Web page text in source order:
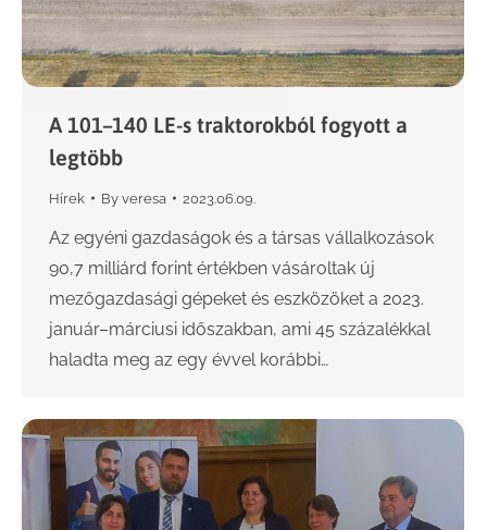
A 101–140 LE-s traktorokból fogyott a
legtöbb
Hírek By veresa 2023.06.09.
Az egyéni gazdaságok és a társas vállalkozások
90,7 milliárd forint értékben vásároltak új
mezőgazdasági gépeket és eszközöket a 2023.
január–márciusi időszakban, ami 45 százalékkal
haladta meg az egy évvel korábbi…